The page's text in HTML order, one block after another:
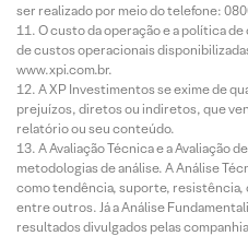
ser realizado por meio do telefone:
O custo da operação e a política
de custos operacionais
www.xpi.com.br.
A XP Investimentos se exime de
prejuízos, diretos ou indiretos, que
relatório ou seu conteúdo.
A Avaliação Técnica e a Avaliação
metodologias de análise. A Análise
como tendência, suporte, resistência,
entre outros. Já a Análise
resultados divulgados pelas